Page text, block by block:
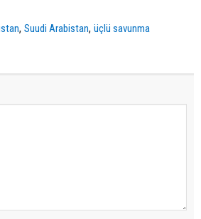
,Suudi Arabistan,üçlü savunma